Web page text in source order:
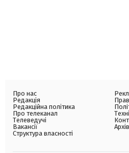
Про нас
Редакція
Редакційна політика
Про телеканал
Телеведучі
Вакансії
Структура власності
Архів